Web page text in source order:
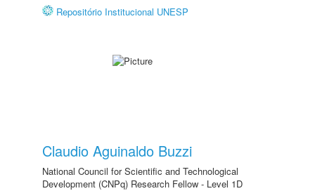
Repositório Institucional UNESP
Claudio Aguinaldo Buzzi
National Council for Scientific and Technological
Development (CNPq) Research Fellow - Level 1D